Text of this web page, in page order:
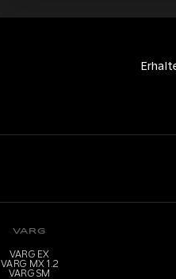
VARG
VARG EX
VARG MX 1.2
VARG SM